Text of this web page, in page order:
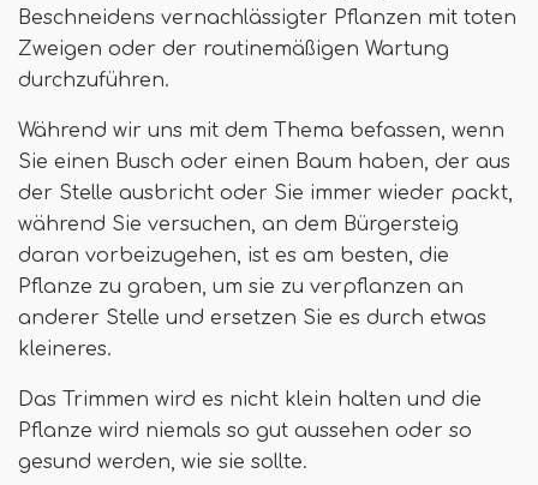
Beschneidens vernachlässigter Pflanzen mit toten
Zweigen oder der routinemäßigen Wartung
durchzuführen.
Während wir uns mit dem Thema befassen, wenn
Sie einen Busch oder einen Baum haben, der aus
der Stelle ausbricht oder Sie immer wieder packt,
während Sie versuchen, an dem Bürgersteig
daran vorbeizugehen, ist es am besten, die
Pflanze zu graben, um sie zu verpflanzen an
anderer Stelle und ersetzen Sie es durch etwas
kleineres.
Das Trimmen wird es nicht klein halten und die
Pflanze wird niemals so gut aussehen oder so
gesund werden, wie sie sollte.